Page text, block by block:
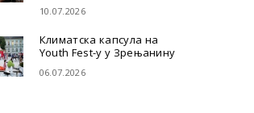
10.07.2026
Климатска капсула на
Youth Fest-у у Зрењанину
06.07.2026